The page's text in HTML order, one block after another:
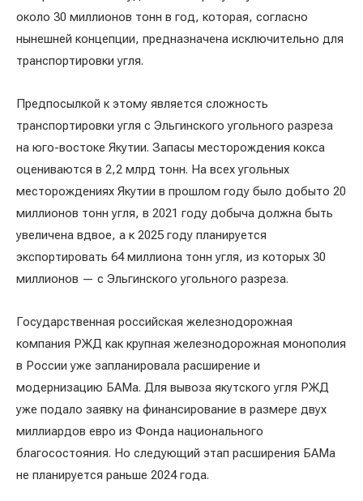
около 30 миллионов тонн в год, которая, согласно
нынешней концепции, предназначена исключительно для
транспортировки угля.
Предпосылкой к этому является сложность
транспортировки угля с Эльгинского угольного разреза
на юго-востоке Якутии. Запасы месторождения кокса
оцениваются в 2,2 млрд тонн. На всех угольных
месторождениях Якутии в прошлом году было добыто 20
миллионов тонн угля, в 2021 году добыча должна быть
увеличена вдвое, а к 2025 году планируется
экспортировать 64 миллиона тонн угля, из которых 30
миллионов — с Эльгинского угольного разреза.
Государственная российская железнодорожная
компания РЖД как крупная железнодорожная монополия
в России уже запланировала расширение и
модернизацию БАМа. Для вывоза якутского угля РЖД
уже подало заявку на финансирование в размере двух
миллиардов евро из Фонда национального
благосостояния. Но следующий этап расширения БАМа
не планируется раньше 2024 года.